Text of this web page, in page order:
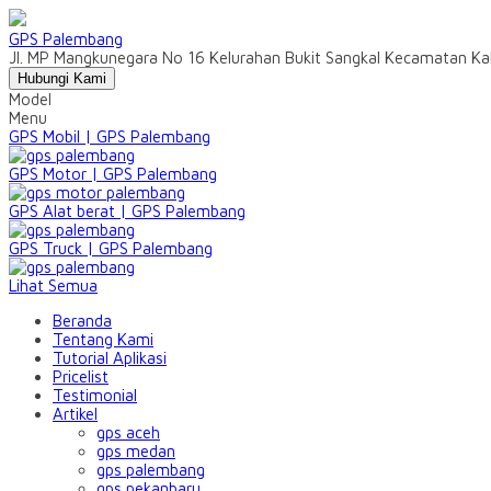
GPS Palembang
Jl. MP Mangkunegara No 16 Kelurahan Bukit Sangkal Kecamatan
Hubungi Kami
Model
Menu
GPS Mobil | GPS Palembang
GPS Motor | GPS Palembang
GPS Alat berat | GPS Palembang
GPS Truck | GPS Palembang
Lihat Semua
Beranda
Tentang Kami
Tutorial Aplikasi
Pricelist
Testimonial
Artikel
gps aceh
gps medan
gps palembang